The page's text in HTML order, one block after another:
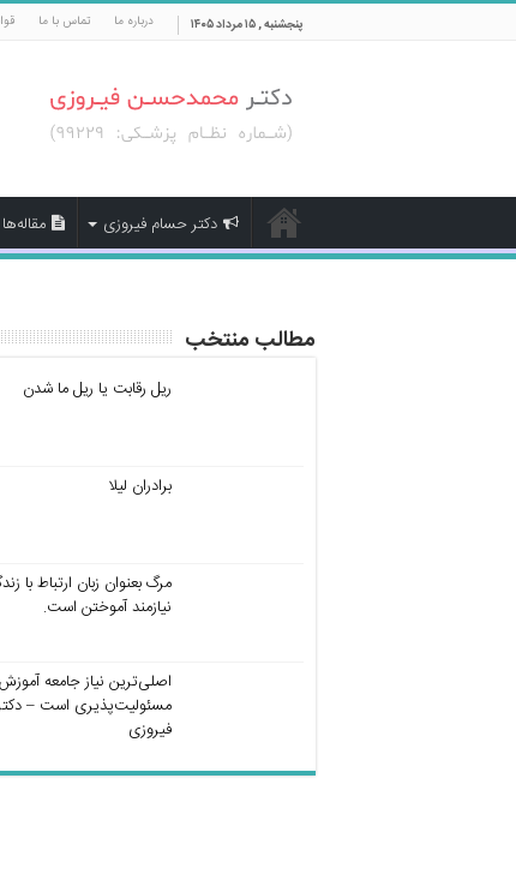
پنجشنبه , ۱۵ مرداد ۱۴۰۵ درباره ما تماس با ما
دکتر حسام فیروزی مقاله‌ها
مطالب منتخب
ریل رقابت یا ریل ما شدن
برادران لیلا
مرگ بعنوان زبان ارتباط با
نیازمند آموختن است.
اصلی‌ترین نیاز جامعه آموزش
مسئولیت‌پذیری است –
فیروزی